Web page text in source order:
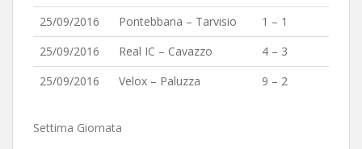
25/09/2016
Pontebbana – Tarvisio
1 – 1
25/09/2016
Real IC – Cavazzo
4 – 3
25/09/2016
Velox – Paluzza 9 – 2
Settima Giornata